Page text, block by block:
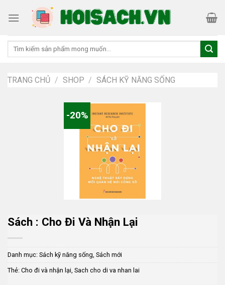
Tìm
TRANG CHỦ / SHOP / SÁCH KỸ NĂNG SỐNG
-20%
Sách : Cho Đi Và Nhận Lại
Danh mục: Sách kỹ năng sống, Sách mới
Thẻ: Cho đi và nhận lại, Sach cho di va nhan lai